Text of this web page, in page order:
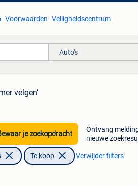
Voorwaarden Veiligheidscentrum
Auto's
velgen'
je zoekopdracht
Ontvang
nieuwe
Te koop Verwijder filters